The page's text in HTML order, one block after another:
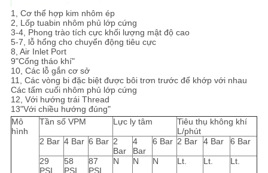
1, Cơ thể hợp kim nhôm ép
2, Lốp tuabin nhôm phủ lớp cứng
3-4, Phong trào tích cực khối lượng mật độ cao
5-7, lỗ hổng cho chuyển động tiêu cực
8, Air Inlet Port
9"Cổng tháo khí"
10, Các lỗ gắn cơ sở
11, Các vòng bi đặc biệt được bôi trơn trước để khớp với nhau
Các tấm cuối nhôm phủ lớp cứng
12, Với hướng trái Thread
13"Với chiều hướng đúng"
Mô
hình
Tần số VPM Lực ly tâm
Tiêu thụ không khí
L/phút
2 Bar 4 Bar 6 Bar 2
Bar
4
Bar
6 Bar 2 Bar 4 Bar 6 Bar
29
PSI
58
PSI
87
PSI
N N N Lt. Lt. Lt.